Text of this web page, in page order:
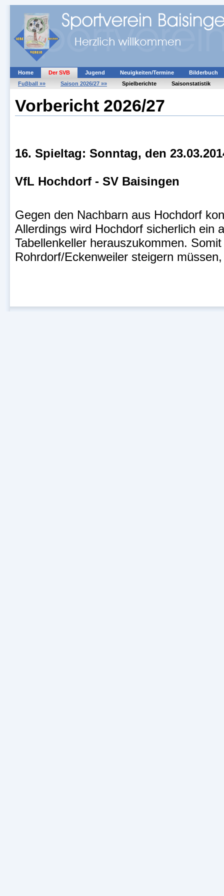
Home Der SVB Jugend Neuigkeiten/Termine
Bilderbuch
Fuβball »»
Saison 2026/27 »» Spielberichte Saisonstatistik
Vorbericht 2026/27
16. Spieltag: Sonntag, den
VfL Hochdorf - SV Baisingen
Gegen den Nachbarn aus Hochdorf
Allerdings wird Hochdorf sicherlich ein
Tabellenkeller herauszukommen.
Rohrdorf/Eckenweiler steigern